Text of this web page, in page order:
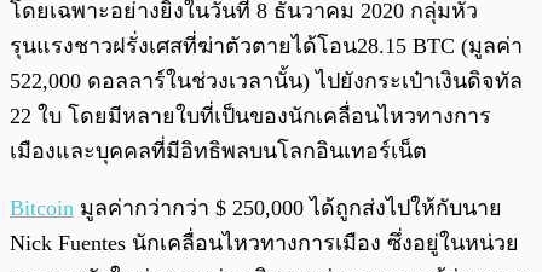
โดยเฉพาะอย่างยิ่งในวันที่ 8 ธันวาคม 2020 กลุ่มหัว
รุนแรงชาวฝรั่งเศสที่ฆ่าตัวตายได้โอน28.15 BTC (มูลค่า
522,000 ดอลลาร์ในช่วงเวลานั้น) ไปยังกระเป๋าเงินดิจทัล
22 ใบ โดยมีหลายใบที่เป็นของนักเคลื่อนไหวทางการ
เมืองและบุคคลที่มีอิทธิพลบนโลกอินเทอร์เน็ต
Bitcoin มูลค่ากว่ากว่า $ 250,000 ได้ถูกส่งไปให้กับนาย
Nick Fuentes นักเคลื่อนไหวทางการเมือง ซึ่งอยู่ในหน่วย